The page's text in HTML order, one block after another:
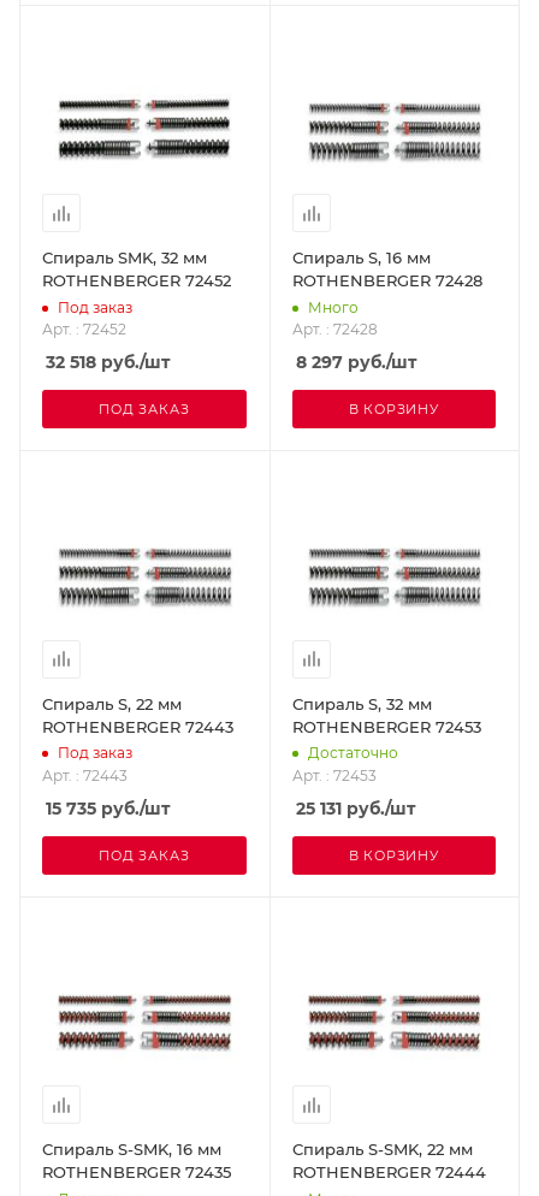
Спираль SMK, 32 мм
ROTHENBERGER 72452
Под заказ
Арт. : 72452
32 518 руб./шт
ПОД ЗАКАЗ
Спираль S, 16 мм
ROTHENBERGER 72428
Много
Арт. : 72428
8 297руб./шт
В КОРЗИНУ
Спираль S, 22 мм
ROTHENBERGER 72443
Под заказ
Арт. : 72443
15 735 руб./шт
ПОД ЗАКАЗ
Спираль S, 32 мм
ROTHENBERGER 72453
Достаточно
Арт. : 72453
25 131руб./шт
В КОРЗИНУ
Спираль S-SMK, 16 мм
ROTHENBERGER 72435
Спираль S-SMK, 22 мм
ROTHENBERGER 72444